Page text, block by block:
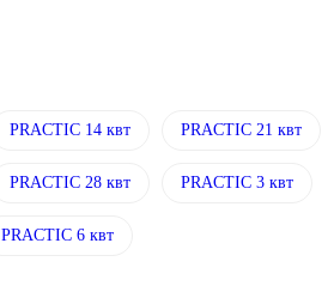
PRACTIC 14 квт PRACTIC 21 квт
PRACTIC 28 квт PRACTIC 3 квт
PRACTIC 6 квт